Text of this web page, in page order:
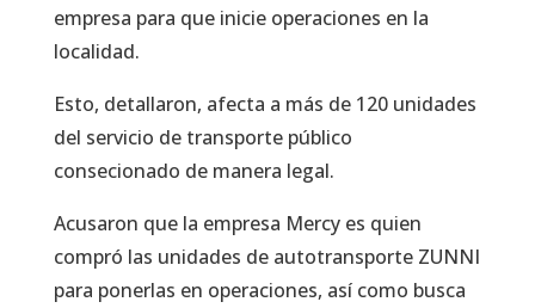
empresa para que inicie operaciones en la
localidad.
Esto, detallaron, afecta a más de 120 unidades
del servicio de transporte público
consecionado de manera legal.
Acusaron que la empresa Mercy es quien
compró las unidades de autotransporte ZUNNI
para ponerlas en operaciones, así como busca